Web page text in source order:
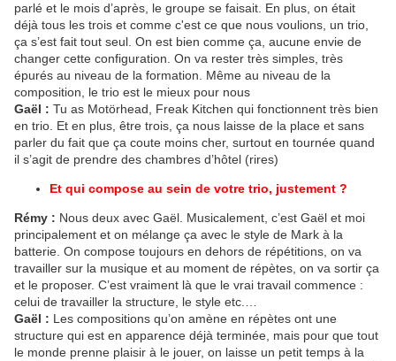
parlé et le mois d’après, le groupe se faisait. En plus, on était
déjà tous les trois et comme c'est ce que nous voulions, un trio,
ça s’est fait tout seul. On est bien comme ça, aucune envie de
changer cette configuration. On va rester très simples, très
épurés au niveau de la formation. Même au niveau de la
composition, le trio est le mieux pour nous
Gaël : Tu as Motörhead, Freak Kitchen qui fonctionnent très bien
en trio. Et en plus, être trois, ça nous laisse de la place et sans
parler du fait que ça coute moins cher, surtout en tournée quand
il s’agit de prendre des chambres d’hôtel (rires)
Et qui compose au sein de votre trio, justement ?
Rémy : Nous deux avec Gaël. Musicalement, c’est Gaël et moi
principalement et on mélange ça avec le style de Mark à la
batterie. On compose toujours en dehors de répétitions, on va
travailler sur la musique et au moment de répètes, on va sortir ça
et le proposer. C’est vraiment là que le vrai travail commence :
celui de travailler la structure, le style etc.…
Gaël : Les compositions qu’on amène en répètes ont une
structure qui est en apparence déjà terminée, mais pour que tout
le monde prenne plaisir à le jouer, on laisse un petit temps à la